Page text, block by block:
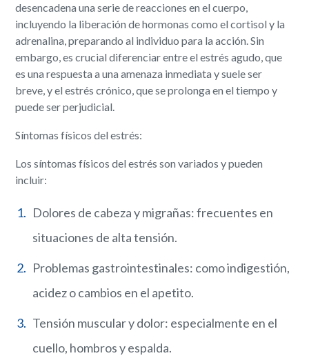
desencadena una serie de reacciones en el cuerpo,
incluyendo la liberación de hormonas como el cortisol y la
adrenalina, preparando al individuo para la acción. Sin
embargo, es crucial diferenciar entre el estrés agudo, que
es una respuesta a una amenaza inmediata y suele ser
breve, y el estrés crónico, que se prolonga en el tiempo y
puede ser perjudicial.
Síntomas físicos del estrés:
Los síntomas físicos del estrés son variados y pueden
incluir:
Dolores de cabeza y migrañas: frecuentes en
situaciones de alta tensión.
Problemas gastrointestinales: como indigestión,
acidez o cambios en el apetito.
Tensión muscular y dolor: especialmente en el
cuello, hombros y espalda.